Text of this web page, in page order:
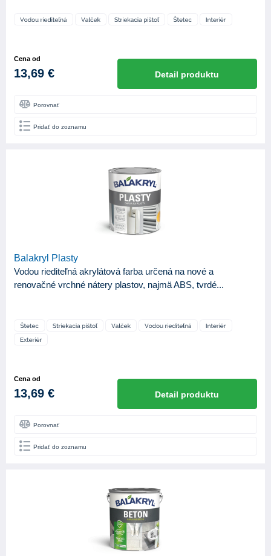
Cena od
13,69 € Detail produktu
Porovnať
Pridať do zoznamu
Balakryl Plasty
Vodou riediteľná akrylátová farba určená na nové a
renovačné vrchné nátery plastov, najmä ABS, tvrdé...
Cena od
13,69 € Detail produktu
Porovnať
Pridať do zoznamu